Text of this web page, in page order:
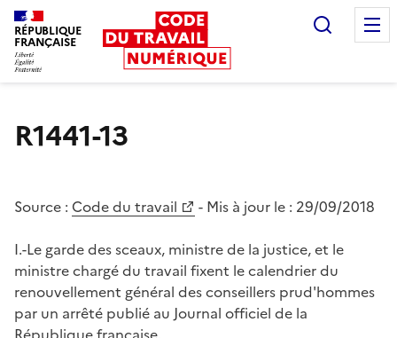
RÉPUBLIQUE
FRANÇAISE
R1441-13
Source : Code du travail - Mis à jour le : 29/09/2018
I.-Le garde des sceaux, ministre de la justice, et le
ministre chargé du travail fixent le calendrier du
renouvellement général des conseillers prud'hommes
par un arrêté publié au Journal officiel de la